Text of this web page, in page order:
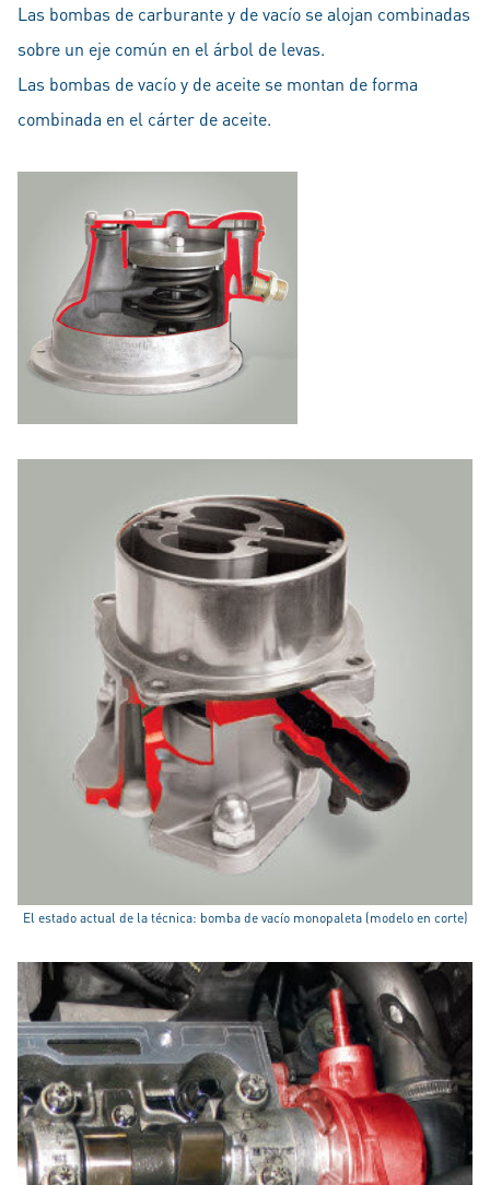
Las bombas de carburante y de vacío se alojan combinadas
sobre un eje común en el árbol de levas.
Las bombas de vacío y de aceite se montan de forma
combinada en el cárter de aceite.
El estado actual de la técnica: bomba de vacío monopaleta (modelo en corte)